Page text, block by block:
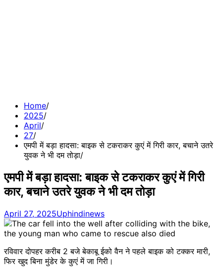
Home
2025
April
27
एमपी में बड़ा हादसा: बाइक से टकराकर कुएं में गिरी कार, बचाने उतरे
युवक ने भी दम तोड़ा
एमपी में बड़ा हादसा: बाइक से टकराकर कुएं में गिरी
कार, बचाने उतरे युवक ने भी दम तोड़ा
April 27, 2025Uphindinews
रविवार दोपहर करीब 2 बजे बेकाबू ईको वैन ने पहले बाइक को टक्कर मारी,
फिर खुद बिना मुंडेर के कुएं में जा गिरी।